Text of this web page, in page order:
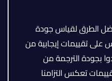
الطرق لقياس جودة
تقييمات إيجابية من
بجودة الترجمة من
تعكس التزامنا